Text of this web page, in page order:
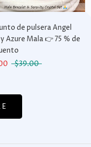
de pulsera Angel
Azure Mala 👉 75 % de
$39.00